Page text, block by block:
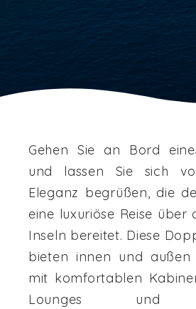
Gehen Sie an Bord
und lassen Sie sich
Eleganz begrüßen, die
eine luxuriöse Reise über
Inseln bereitet. Diese
bieten innen und außen
mit komfortablen
Lounges und